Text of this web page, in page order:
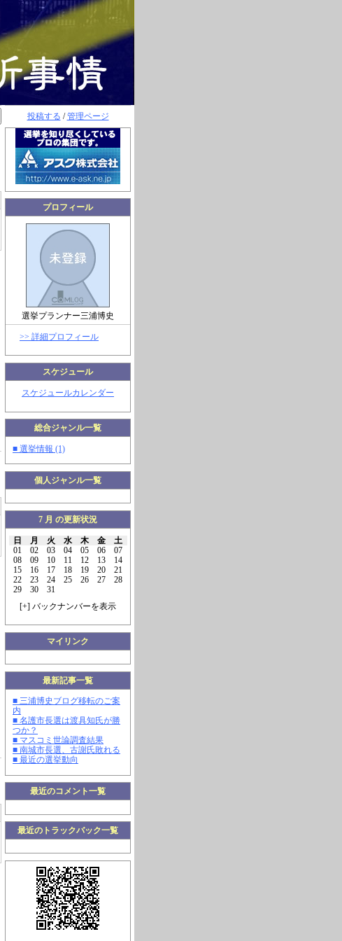
投稿する /管理ページ
プロフィール
選挙プランナー三浦博史
>> 詳細プロフィール
スケジュール
スケジュールカレンダー
総合ジャンル一覧
■ 選挙情報 (1)
個人ジャンル一覧
7 月 の更新状況
日 月 火 水 木 金
土
01
02 03 04 05 06
07
08
09 10 11 12 13
14
15
16 17 18 19 20
21
22
23 24 25 26 27
28
29
30
31
[+] バックナンバーを表示
マイリンク
最新記事一覧
■ 三浦博史ブログ移転のご案
内
■ 名護市長選は渡具知氏が勝
つか？
■ マスコミ世論調査結果
■ 南城市長選、古謝氏敗れる
■ 最近の選挙動向
最近のコメント一覧
最近のトラックバック一覧